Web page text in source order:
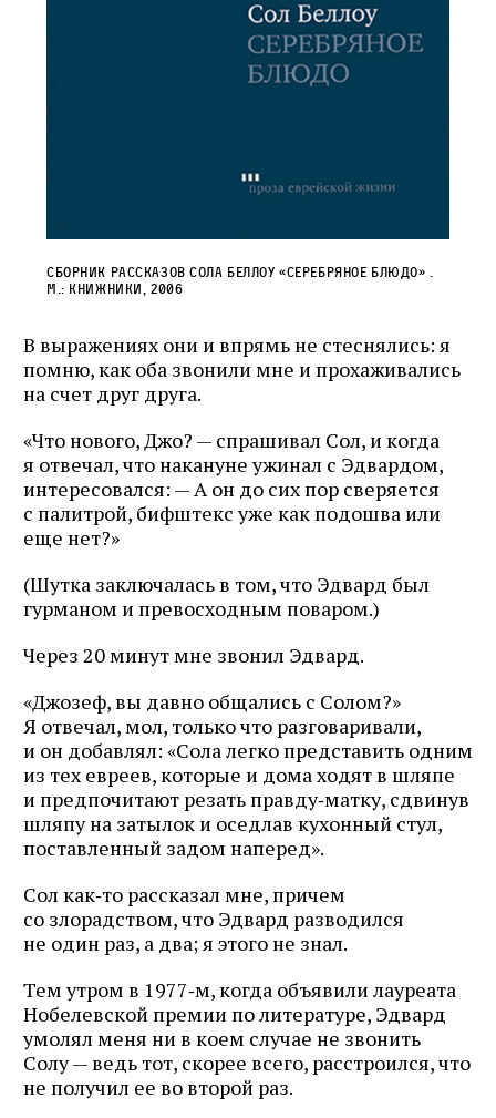
Сборник рассказов Сола Беллоу «Серебряное блюдо» .
М.: Книжники, 2006
В выражениях они и впрямь не стеснялись: я
помню, как оба звонили мне и прохаживались
на счет друг друга.
«Что нового, Джо? — спрашивал Сол, и когда
я отвечал, что накануне ужинал с Эдвардом,
интересовался: — А он до сих пор сверяется
с палитрой, бифштекс уже как подошва или
еще нет?»
(Шутка заключалась в том, что Эдвард был
гурманом и превосходным поваром.)
Через 20 минут мне звонил Эдвард.
«Джозеф, вы давно общались с Солом?»
Я отвечал, мол, только что разговаривали,
и он добавлял: «Сола легко представить одним
из тех евреев, которые и дома ходят в шляпе
и предпочитают резать правду‑матку, сдвинув
шляпу на затылок и оседлав кухонный стул,
поставленный задом наперед».
Сол как‑то рассказал мне, причем
со злорадством, что Эдвард разводился
не один раз, а два; я этого не знал.
Тем утром в 1977‑м, когда объявили лауреата
Нобелевской премии по литературе, Эдвард
умолял меня ни в коем случае не звонить
Солу — ведь тот, скорее всего, расстроился, что
не получил ее во второй раз.